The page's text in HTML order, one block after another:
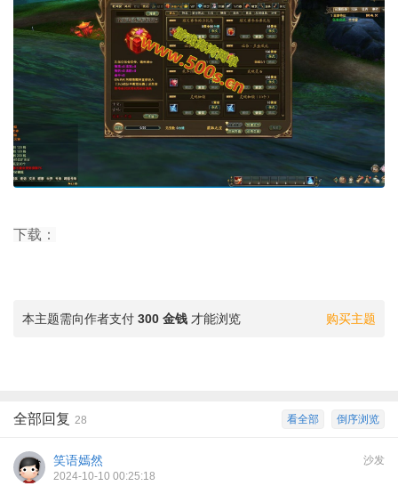
下载：
购买主题
本主题需向作者支付 300 金钱 才能浏览
倒序浏览
看全部
全部回复 28
沙发
笑语嫣然
2024-10-10 00:25:18